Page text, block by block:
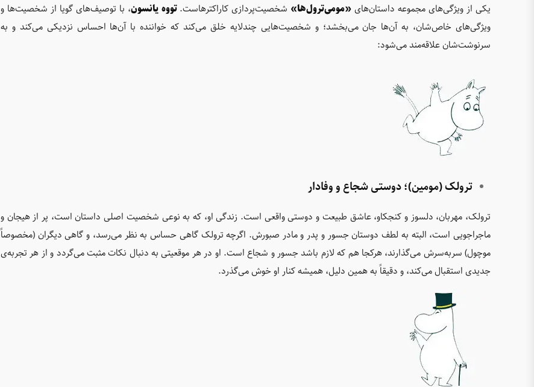
یکی از ویژگی‌های مجموعه داستان‌های«مومی‌ترول‌ها» شخصیت‌پردازی کاراکترهاست.تووه یانسون، با توصیف‌های گویا از شخصیت‌ها و
ویژگی‌های خاص‌شان، به آن‌ها جان می‌بخشد؛ و شخصیت‌هایی چندلایه خلق می‌کند که خواننده با آن‌ها احساس نزدیکی می‌کند و به
سرنوشت‌شان علاقه‌مند می‌شود:
ترولک (مومین)؛ دوستی شجاع و وفادار
ترولک، مهربان، دلسوز و کنجکاو، عاشق طبیعت و دوستی واقعی است. زندگی او، که به نوعی شخصیت اصلی داستان است، پر از هیجان و
ماجراجویی است، البته به لطف دوستان جسور و پدر و مادر صبورش. اگرچه ترولک گاهی حساس به ‌نظر می‌رسد، و گاهی دیگران (مخصوصاً
موچول) سربه‌سرش می‌گذارند، هرکجا هم که لازم باشد جسور و شجاع است. او در هر موقعیتی به دنبال نکات مثبت می‌گردد و از هر تجربه‌ی
جدیدی استقبال می‌کند، و دقیقاً به همین دلیل، همیشه کنار او خوش می‌گذرد.